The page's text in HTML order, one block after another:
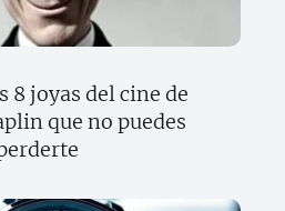
8 joyas del cine de
que no puedes